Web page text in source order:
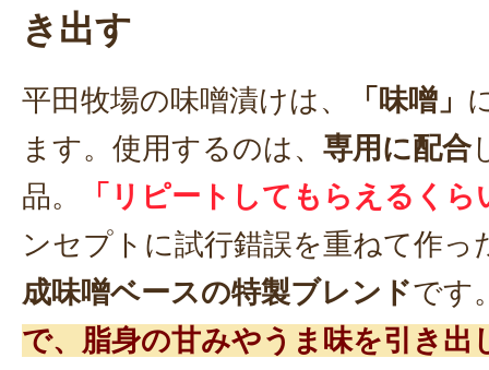
き出す
平田牧場の味噌漬けは、 「味噌」
ます。使用するのは、 専用に配合
品。
「リピートしてもらえるく
ンセプトに試行錯誤を重ねて作っ
成味噌ベースの特製ブレンドです
で、脂身の甘みやうま味を引き出